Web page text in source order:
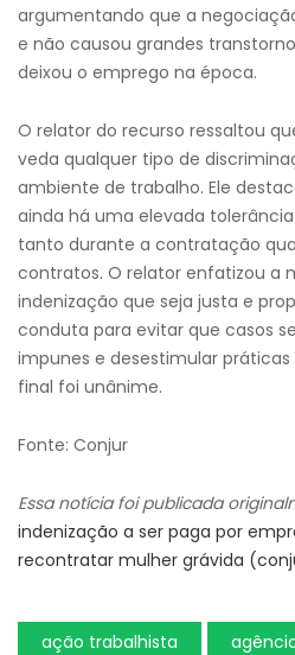
argumentando que a
e não causou grandes
deixou o emprego na época.
O relator do recurso ressaltou
veda qualquer tipo de
ambiente de trabalho. Ele
ainda há uma elevada
tanto durante a contratação
contratos. O relator enfatizou a
indenização que seja justa e
conduta para evitar que casos
impunes e desestimular práticas
final foi unânime.
Fonte: Conjur
Essa notícia foi publicada
indenização a ser paga por
recontratar mulher grávida
ação trabalhista